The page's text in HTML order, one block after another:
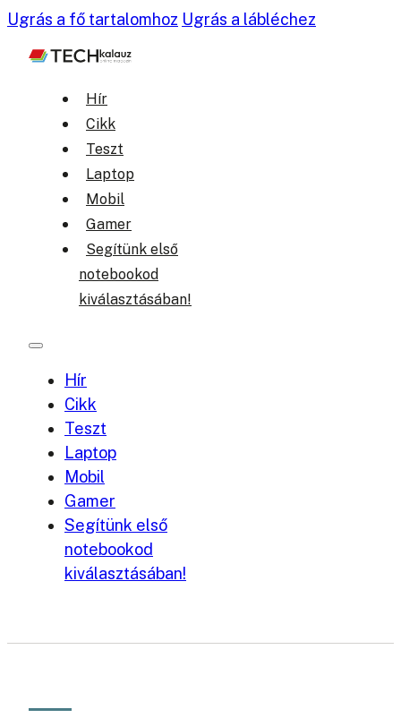
Ugrás a fő tartalomhoz Ugrás a lábléchez
Hír
Cikk
Teszt
Laptop
Mobil
Gamer
Segítünk első
notebookod
kiválasztásában!
Hír
Cikk
Teszt
Laptop
Mobil
Gamer
Segítünk első
notebookod
kiválasztásában!